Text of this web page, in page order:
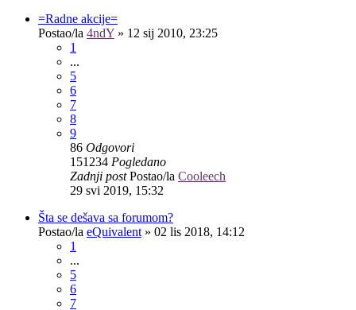
=Radne akcije=
Postao/la 4ndY » 12 sij 2010, 23:25
1
...
5
6
7
8
9
86 Odgovori
151234 Pogledano
Zadnji postPostao/la Cooleech
29 svi 2019, 15:32
Šta se dešava sa forumom?
Postao/la eQuivalent » 02 lis 2018, 14:12
1
...
5
6
7